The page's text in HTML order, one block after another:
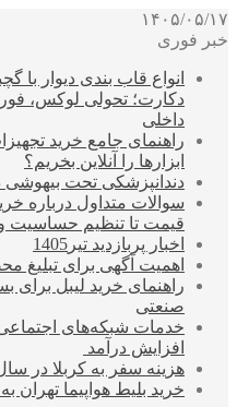
۱۴۰۵/۰۵/۱۷
خبر فوری
انواع قاب بندی دیوار با
دکارت؛ تحولی لوکس،
داخلی
راهنمای جامع خرید
ابزارها را آنلاین بخریم؟
دندانپزشکی تحت
سوالات متداول درباره
قیمت تا تنظیم حساسیت
اخبار پربازدید تیر1405
اهمیت آگهی برای تبلیغ
راهنمای خرید لیبل برای
صنعتی
افزایش درآمد
هزینه سفر به کربلا در سال
خرید بلیط هواپیما تهران به